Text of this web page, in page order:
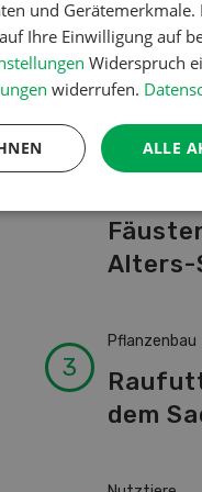
von A-
Alters-
Pflanzenbau
dem
und
Ihre Einwilligung auf
Widerspruch
widerrufen.
ALLE